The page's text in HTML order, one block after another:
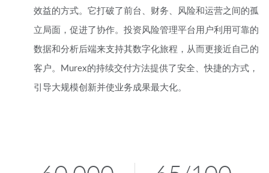
效益的方式。它打破了前台、财务、风险和运营之间的孤
立局面，促进了协作。投资风险管理平台用户利用可靠的
数据和分析后端来支持其数字化旅程，从而更接近自己的
客户。Murex的持续交付方法提供了安全、快捷的方式，
引导大规模创新并使业务成果最大化。